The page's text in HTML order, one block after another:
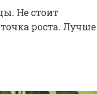
Не стоит
роста. Лучше